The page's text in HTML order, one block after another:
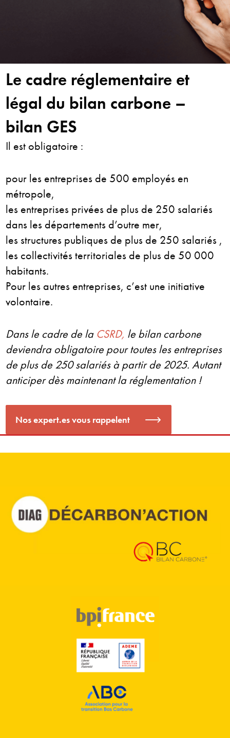
Le cadre réglementaire et
légal du bilan carbone –
bilan GES
Il est obligatoire :
pour les entreprises de 500 employés en
métropole,
les entreprises privées de plus de 250 salariés
dans les départements d’outre mer,
les structures publiques de plus de 250 salariés ,
les collectivités territoriales de plus de 50 000
habitants.
Pour les autres entreprises, c’est une initiative
volontaire.
Dans le cadre de la CSRD, le bilan carbone
deviendra obligatoire pour toutes les entreprises
de plus de 250 salariés à partir de 2025. Autant
anticiper dès maintenant la réglementation !
Nos expert.es vous rappelent